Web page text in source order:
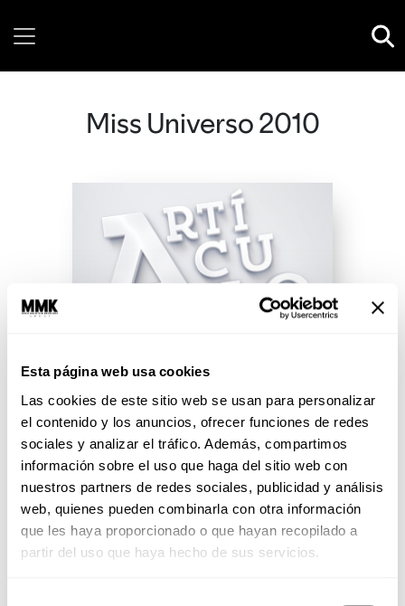
Esta página web usa cookies
Las cookies de este sitio web se usan para personalizar
el contenido y los anuncios, ofrecer funciones de redes
sociales y analizar el tráfico. Además, compartimos
información sobre el uso que haga del sitio web con
nuestros partners de redes sociales, publicidad y análisis
web, quienes pueden combinarla con otra información
que les haya proporcionado o que hayan recopilado a
partir del uso que haya hecho de sus servicios.
Miss Universo 2010
Martha en la Gala de Miss
Universo 2012
Martha conduce la
transmisión para México de la
Gala de Miss Universo 2011